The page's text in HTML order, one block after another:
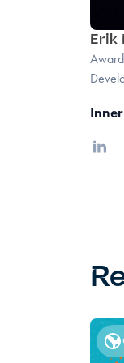
Erik
Linkedin